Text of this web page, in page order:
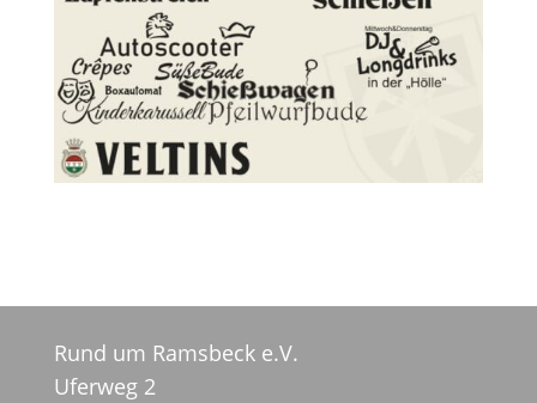
Rund um Ramsbeck e.V.
Uferweg 2